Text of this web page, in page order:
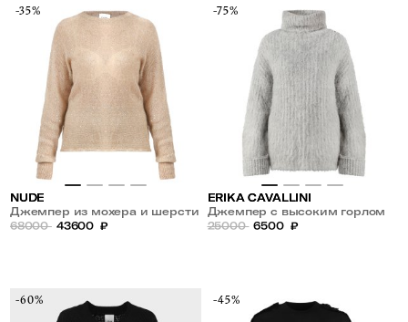
-35%
NUDE
Джемпер из мохера и шерсти
с пайетками
68000 43600 ₽
-75%
ERIKA CAVALLINI
Джемпер с высоким горлом
из шерсти
25000 6500 ₽
-60% -45%